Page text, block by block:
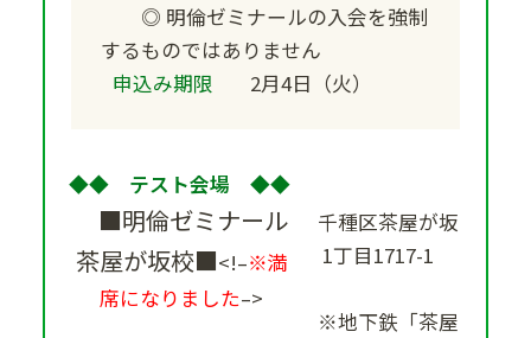
◎ 明倫ゼミナールの入会を強制
するものではありません
申込み期限
2月4日（火）
◆◆ テスト会場 ◆◆
■明倫ゼミナール
茶屋が坂校■<!–※満
席になりました–>
千種区茶屋が坂
1丁目1717-1
※地下鉄「茶屋